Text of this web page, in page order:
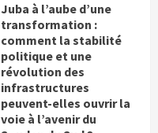
Juba à l’aube d’une
transformation :
comment la stabilité
politique et une
révolution des
infrastructures
peuvent-elles ouvrir la
voie à l’avenir du